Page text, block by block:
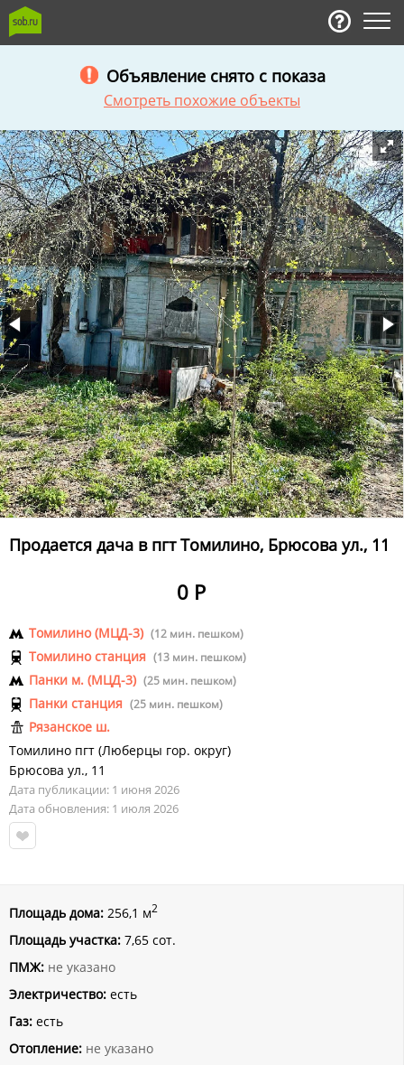
Объявление снято с показа
Смотреть похожие объекты
Продается дача в пгт Томилино, Брюсова ул., 11
0 Р
Томилино (МЦД-3) (12 мин. пешком)
Томилино станция (13 мин. пешком)
Панки м. (МЦД-3) (25 мин. пешком)
Панки станция (25 мин. пешком)
Рязанское ш.
Томилино пгт (Люберцы гор. округ)
Брюсова ул., 11
Дата публикации: 1 июня 2026
Дата обновления: 1 июля 2026
Площадь дома: 256,1 м2
Площадь участка: 7,65 сот.
ПМЖ: не указано
Электричество: есть
Газ: есть
Отопление: не указано